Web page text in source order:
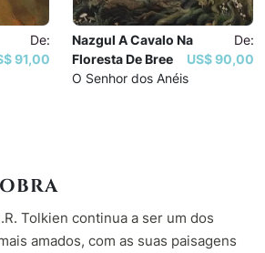
De:
91,00
Nazgul A Cavalo Na
Floresta De Bree
O Senhor dos Anéis
De:
US$ 90,00
Tolkien continua a ser um dos
amados, com as suas paisagens